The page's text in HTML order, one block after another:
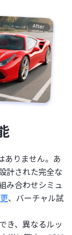
ありません。あ
計された完全な
み合わせシミュ
、バーチャル試
き、異なるルッ